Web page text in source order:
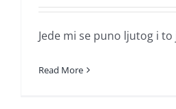
Jede mi se puno ljutog i
Read More